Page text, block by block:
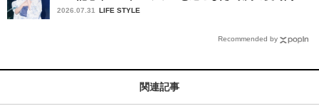
2026.07.31 LIFE STYLE
Recommended by
関連記事